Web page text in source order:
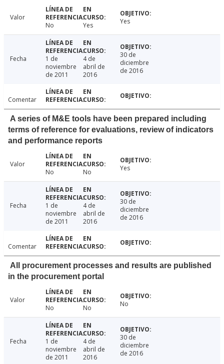
Valor
No
Yes Yes
Fecha
1 de
noviembre
de 2011
4 de
abril de
2016
30 de
diciembre
de 2016
Comentar
A series of M&E tools have been prepared including
terms of reference for evaluations, review of indicators
and performance reports
Valor
No
No Yes
Fecha
1 de
noviembre
de 2011
4 de
abril de
2016
30 de
diciembre
de 2016
Comentar
All procurement processes and results are published
in the procurement portal
Valor
No
No No
Fecha
1 de
noviembre
de 2011
4 de
abril de
2016
30 de
diciembre
de 2016